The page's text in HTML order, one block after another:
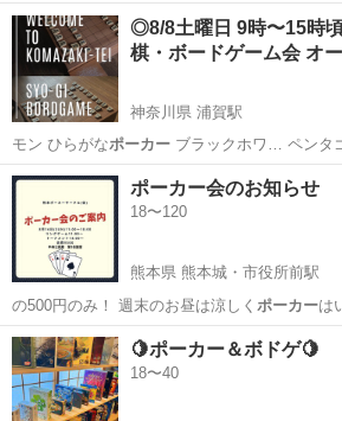
◎8/8土曜日 9時〜15時
棋・ボードゲーム会 オ
神奈川県 浦賀駅
モン ひらがなポーカー ブラックホワ… ペン
ゲ…
神奈川 横須賀市 浦賀駅 その他
ポーカー会のお知らせ
18〜120
熊本県 熊本城・市役所前駅
の500円のみ！ 週末のお昼は涼しく ポーカーは
時:8月16…
熊本 熊本市 熊本城・市役所前駅
🍋ポーカー＆ボドゲ🍋
18〜40